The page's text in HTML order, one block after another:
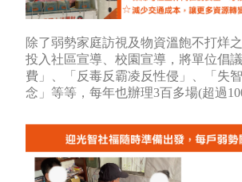
除了弱勢家庭訪視及物資溫飽不打烊
投入社區宣導、校園宣導，將單位倡
費」、
「反毒反霸凌反性侵」、「失
念」等等，每年也辦理3百多場(超過